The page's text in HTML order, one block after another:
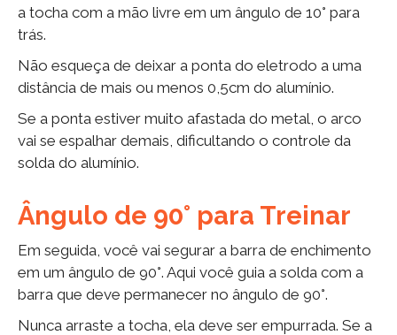
a tocha com a mão livre em um ângulo de 10° para
trás.
Não esqueça de deixar a ponta do eletrodo a uma
distância de mais ou menos 0,5cm do alumínio.
Se a ponta estiver muito afastada do metal, o arco
vai se espalhar demais, dificultando o controle da
solda do alumínio.
Ângulo de 90° para Treinar
Em seguida, você vai segurar a barra de enchimento
em um ângulo de 90°. Aqui você guia a solda com a
barra que deve permanecer no ângulo de 90°.
Nunca arraste a tocha, ela deve ser empurrada. Se a